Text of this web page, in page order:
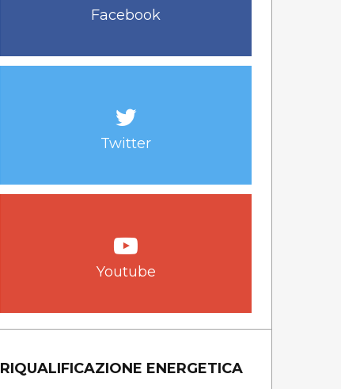
Facebook
Twitter
Youtube
RIQUALIFICAZIONE ENERGETICA